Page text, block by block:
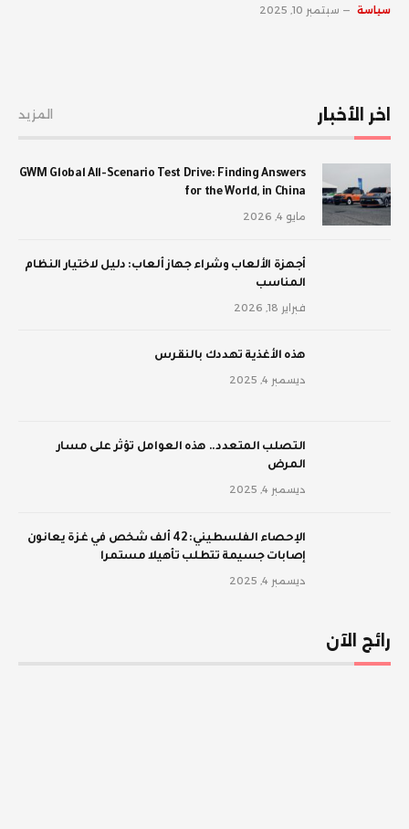
سياسة سبتمبر 10, 2025
اخر الأخبار المزيد
GWM Global All-Scenario Test Drive: Finding Answers
for the World, in China
مايو 4, 2026
أجهزة الألعاب وشراء جهاز ألعاب: دليل لاختيار النظام
المناسب
فبراير 18, 2026
‫هذه الأغذية تهددك بالنقرس
ديسمبر 4, 2025
‫التصلب المتعدد.. هذه العوامل تؤثر على مسار
المرض
ديسمبر 4, 2025
الإحصاء الفلسطيني: 42 ألف شخص في غزة يعانون
إصابات جسيمة تتطلب تأهيلا مستمرا
ديسمبر 4, 2025
رائج الآن